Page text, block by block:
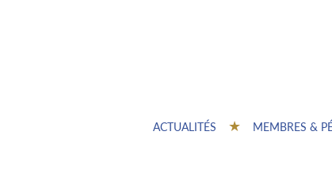
ACTUALITÉS MEMBRES &